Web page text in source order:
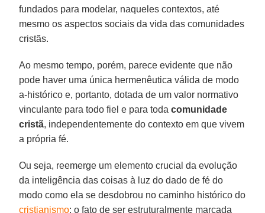
fundados para modelar, naqueles contextos, até
mesmo os aspectos sociais da vida das comunidades
cristãs.
Ao mesmo tempo, porém, parece evidente que não
pode haver uma única hermenêutica válida de modo
a-histórico e, portanto, dotada de um valor normativo
vinculante para todo fiel e para todacomunidade
cristã, independentemente do contexto em que vivem
a própria fé.
Ou seja, reemerge um elemento crucial da evolução
da inteligência das coisas à luz do dado de fé do
modo como ela se desdobrou no caminho histórico do
cristianismo: o fato de ser estruturalmente marcada